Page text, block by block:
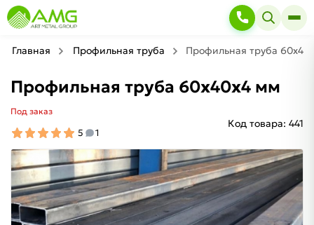
Главная Профильная труба Профильная труба
Профильная труба 60х40х4 мм
Под заказ
5 1
Код товара: 441